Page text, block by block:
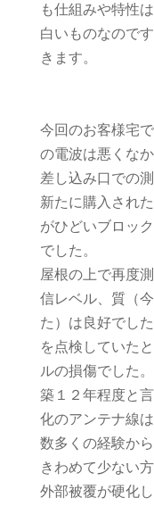
も仕組みや特性
白いものなので
きます。
今回のお客様宅
の電波は悪くな
差し込み口での
新たに購入され
がひどいブロッ
でした。
屋根の上で再度
信レベル、質（
た）は良好でし
を点検していた
ルの損傷でした。
築１２年程度と
化のアンテナ線
数多くの経験か
きわめて少ない
外部被覆が硬化